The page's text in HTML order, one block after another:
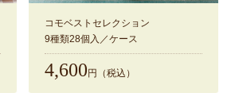
コモベストセレクション
9種類28個入／ケース
4,600 円（税込）